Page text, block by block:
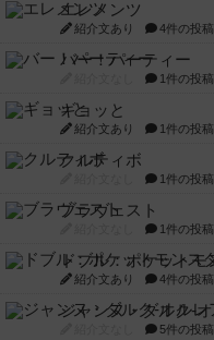
エレメンツ
紹介文あり 4件の投稿
バー！パーティー
1件の投稿
ギョッと
紹介文あり 1件の投稿
クルティボ
1件の投稿
ブラヴェスト
1件の投稿
ドブル：ポケットモ
紹介文あり 4件の投稿
ジャンヌ・ダルク-
5件の投稿